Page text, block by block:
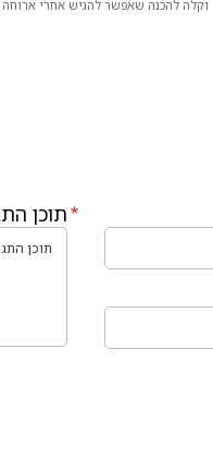
וקלה להכנה שאפשר להגיש אחרי ארוחה
תוכן